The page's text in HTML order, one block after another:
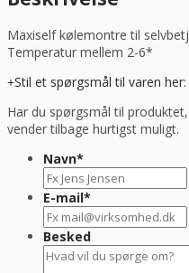
antal
Maxiself kølemontre til
Temperatur mellem 2-6*
Stil et spørgsmål til varen her:
Har du spørgsmål til
vender tilbage hurtigst muligt.
Navn*
E-mail*
Besked